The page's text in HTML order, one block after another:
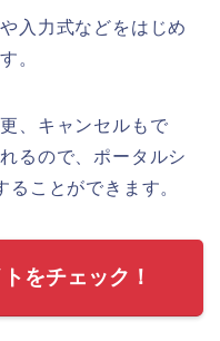
入力式などをはじめ
。
、キャンセルもで
るので、ポータルシ
ことができます。
をチェック！